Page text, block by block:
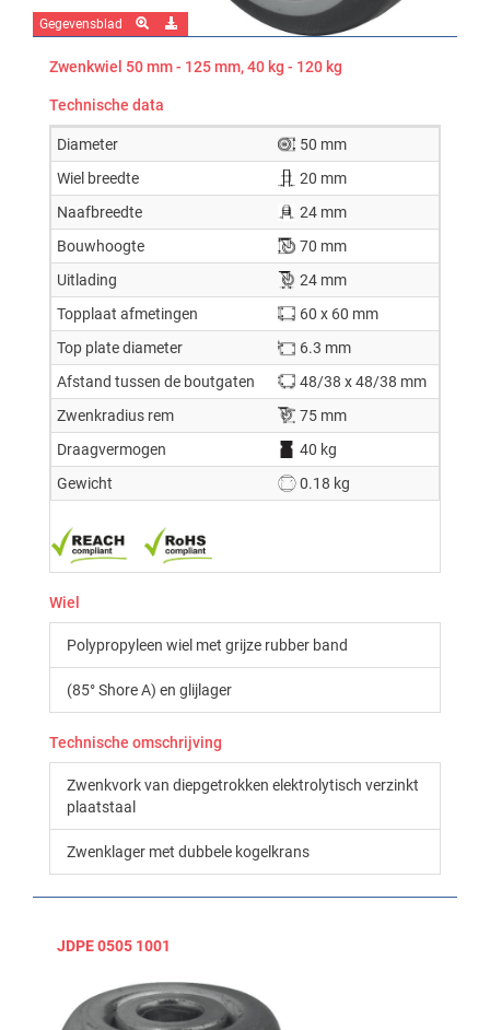
Gegevensblad
Zwenkwiel 50 mm - 125 mm, 40 kg - 120 kg
Technische data
Diameter
50 mm
Wiel breedte
20 mm
Naafbreedte
24 mm
Bouwhoogte
70 mm
Uitlading
24 mm
Topplaat afmetingen
60 x 60 mm
Top plate diameter
6.3 mm
Afstand tussen de boutgaten
48/38 x 48/38 mm
Zwenkradius rem
75 mm
Draagvermogen
40 kg
Gewicht
0.18 kg
Wiel
Polypropyleen wiel met grijze rubber band
(85° Shore A) en glijlager
Technische omschrijving
Zwenkvork van diepgetrokken elektrolytisch verzinkt
plaatstaal
Zwenklager met dubbele kogelkrans
JDPE 0505 1001